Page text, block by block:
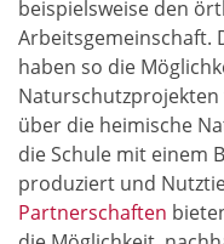
beispielsweise den
Arbeitsgemeinschaft.
haben so die
über die heimische
die Schule mit einem
produziert und
Partnerschaften